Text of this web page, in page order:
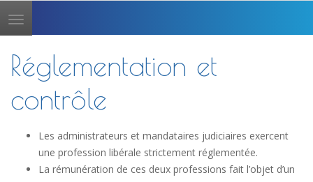
Toggle
navigation
Réglementation et
contrôle
Les administrateurs et mandataires judiciaires exercent
une profession libérale strictement réglementée.
La rémunération de ces deux professions fait l’objet d’un